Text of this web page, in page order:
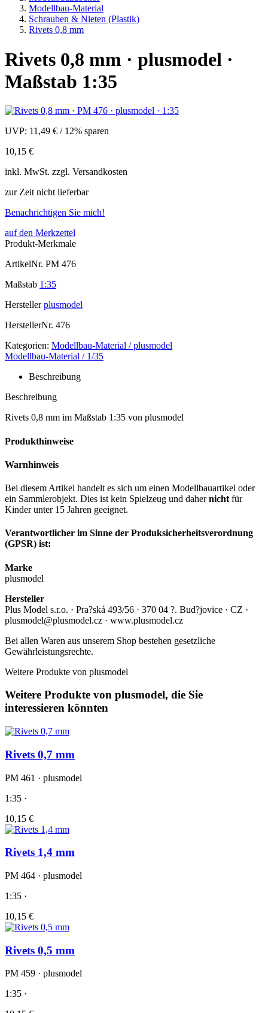
Modellbau-Material
Schrauben & Nieten (Plastik)
Rivets 0,8 mm
Rivets 0,8 mm · plusmodel ·
Maßstab 1:35
UVP: 11,49 € / 12% sparen
10,15 €
inkl. MwSt. zzgl. Versandkosten
zur Zeit nicht lieferbar
Benachrichtigen Sie mich!
auf den Merkzettel
Produkt-Merkmale
ArtikelNr. PM 476
Maßstab 1:35
Hersteller plusmodel
HerstellerNr. 476
Kategorien: Modellbau-Material / plusmodel
Modellbau-Material / 1/35
Beschreibung
Beschreibung
Rivets 0,8 mm im Maßstab 1:35 von plusmodel
Produkthinweise
Warnhinweis
Bei diesem Artikel handelt es sich um einen Modellbauartikel oder
ein Sammlerobjekt. Dies ist kein Spielzeug und dahernicht für
Kinder unter 15 Jahren geeignet.
Verantwortlicher im Sinne der Produksicherheitsverordnung
(GPSR) ist:
Marke
plusmodel
Hersteller
Plus Model s.r.o. · Pra?ská 493/56 · 370 04 ?. Bud?jovice · CZ ·
plusmodel@plusmodel.cz · www.plusmodel.cz
Bei allen Waren aus unserem Shop bestehen gesetzliche
Gewährleistungsrechte.
Weitere Produkte von plusmodel
Weitere Produkte von plusmodel, die Sie
interessieren könnten
Rivets 0,7 mm
PM 461 · plusmodel
1:35 ·
10,15 €
Rivets 1,4 mm
PM 464 · plusmodel
1:35 ·
10,15 €
Rivets 0,5 mm
PM 459 · plusmodel
1:35 ·